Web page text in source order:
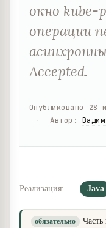
окно kube-
операции
Accepted.
Опубликовано 28
Автор :
Реализация: Java
обязательно